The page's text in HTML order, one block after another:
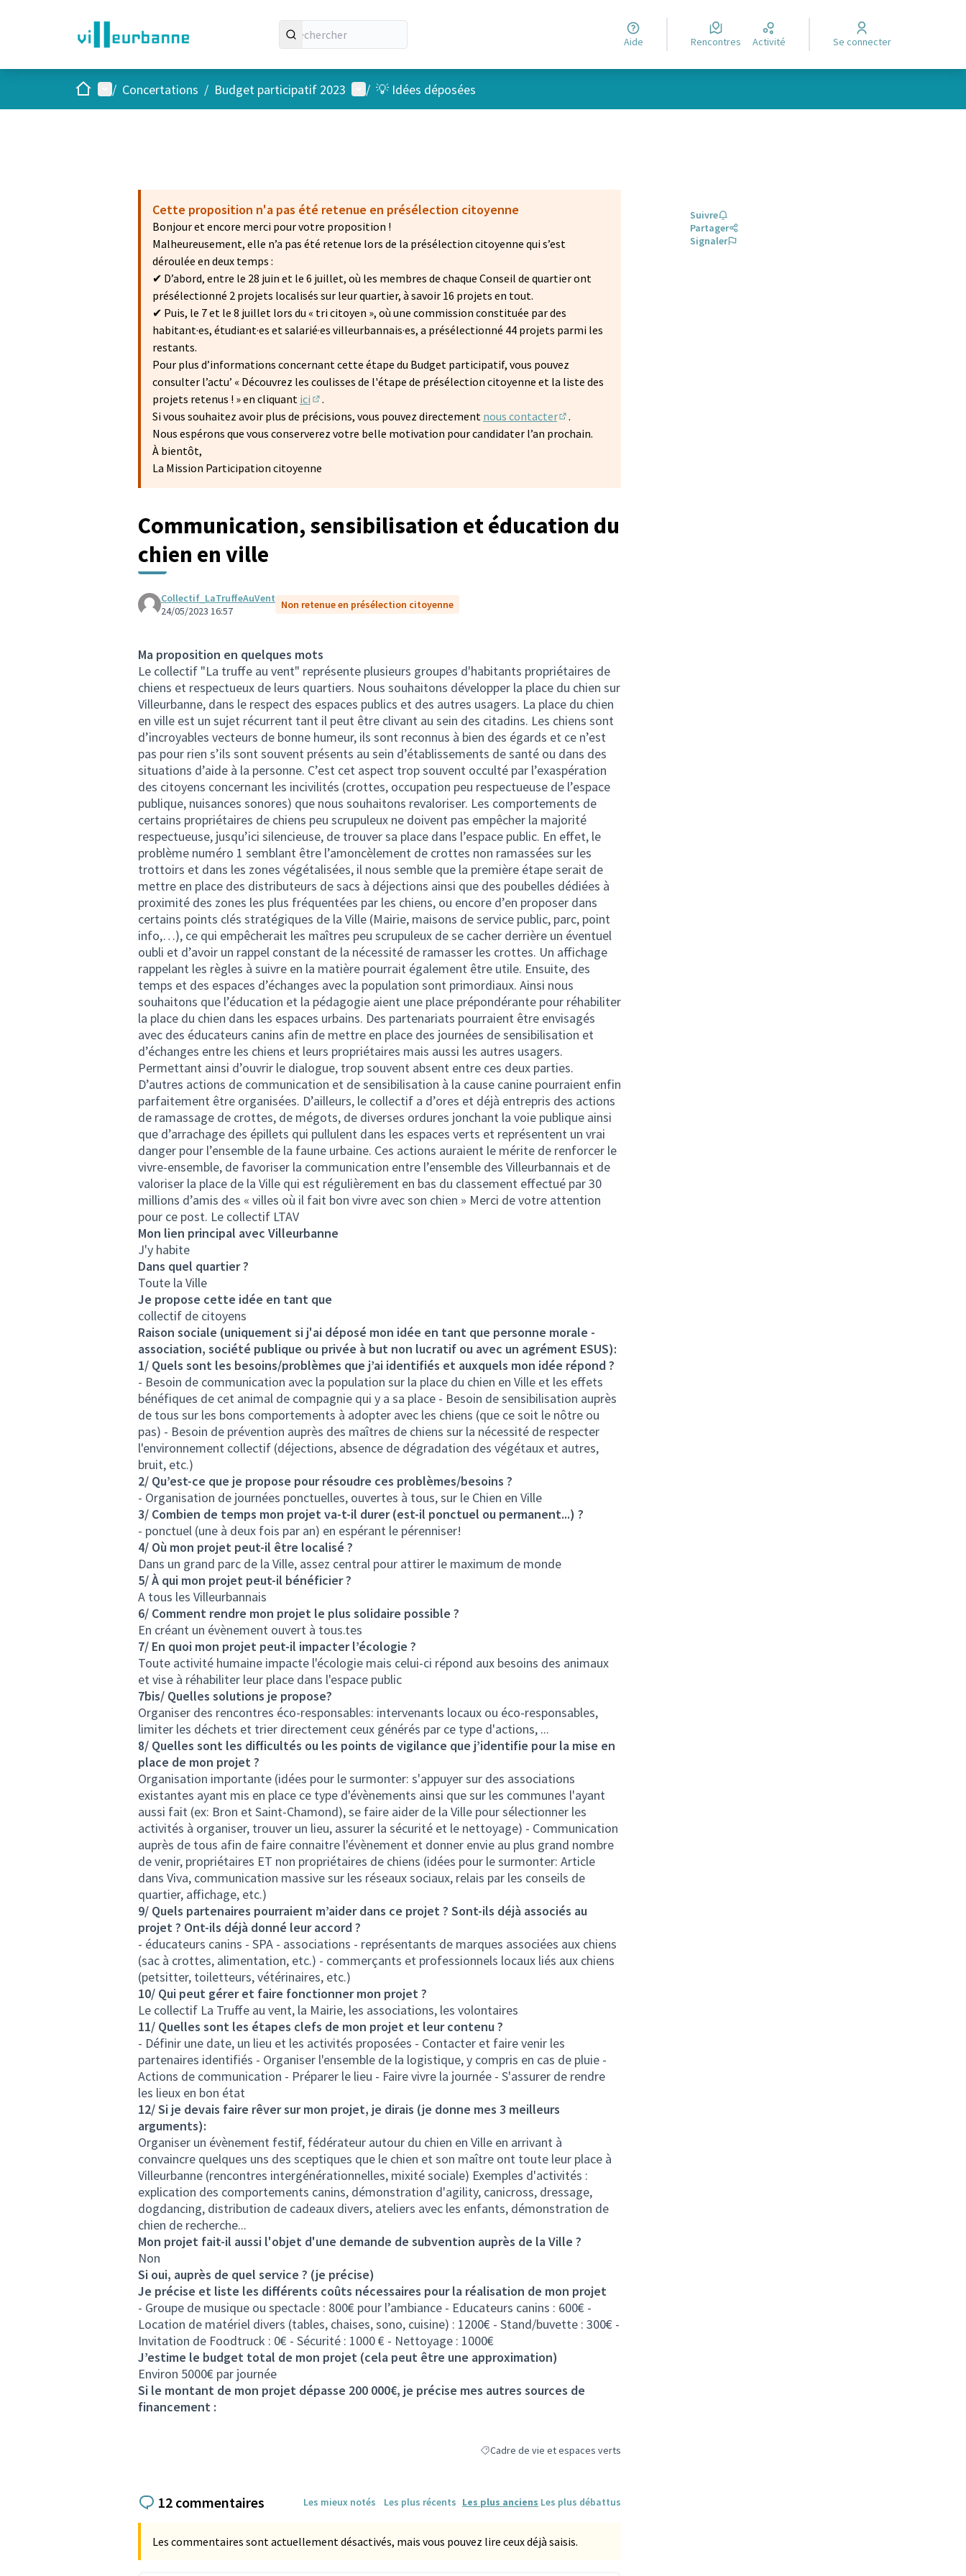
Aide Rencontres Activité Se connecter
AccueilMenu principal
/ Concertations / Budget participatif 2023 Menu utilisateur
/ 💡 Idées déposées
Cette proposition n'a pas été retenue en présélection citoyenne
Bonjour et encore merci pour votre proposition !
Malheureusement, elle n’a pas été retenue lors de la présélection citoyenne qui s’est
déroulée en deux temps :
✔ D’abord, entre le 28 juin et le 6 juillet, où les membres de chaque Conseil de quartier ont
présélectionné 2 projets localisés sur leur quartier, à savoir 16 projets en tout.
✔ Puis, le 7 et le 8 juillet lors du « tri citoyen », où une commission constituée par des
habitant·es, étudiant·es et salarié·es villeurbannais·es, a présélectionné 44 projets parmi les
restants.
Pour plus d’informations concernant cette étape du Budget participatif, vous pouvez
consulter l’actu’ « Découvrez les coulisses de l'étape de présélection citoyenne et la liste des
projets retenus ! » en cliquant ici
(S'ouvre dans un nouvel onglet)
.
Si vous souhaitez avoir plus de précisions, vous pouvez directement nous contacter
(S'ouvre dans un nouvel onglet)
.
Nous espérons que vous conserverez votre belle motivation pour candidater l’an prochain.
À bientôt,
La Mission Participation citoyenne
Communication, sensibilisation et éducation du
chien en ville
Collectif_LaTruffeAuVent
24/05/2023 16:57
Non retenue en présélection citoyenne
Ma proposition en quelques mots
Le collectif "La truffe au vent" représente plusieurs groupes d'habitants propriétaires de
chiens et respectueux de leurs quartiers. Nous souhaitons développer la place du chien sur
Villeurbanne, dans le respect des espaces publics et des autres usagers. La place du chien
en ville est un sujet récurrent tant il peut être clivant au sein des citadins. Les chiens sont
d’incroyables vecteurs de bonne humeur, ils sont reconnus à bien des égards et ce n’est
pas pour rien s’ils sont souvent présents au sein d’établissements de santé ou dans des
situations d’aide à la personne. C’est cet aspect trop souvent occulté par l’exaspération
des citoyens concernant les incivilités (crottes, occupation peu respectueuse de l’espace
publique, nuisances sonores) que nous souhaitons revaloriser. Les comportements de
certains propriétaires de chiens peu scrupuleux ne doivent pas empêcher la majorité
respectueuse, jusqu’ici silencieuse, de trouver sa place dans l’espace public. En effet, le
problème numéro 1 semblant être l’amoncèlement de crottes non ramassées sur les
trottoirs et dans les zones végétalisées, il nous semble que la première étape serait de
mettre en place des distributeurs de sacs à déjections ainsi que des poubelles dédiées à
proximité des zones les plus fréquentées par les chiens, ou encore d’en proposer dans
certains points clés stratégiques de la Ville (Mairie, maisons de service public, parc, point
info,…), ce qui empêcherait les maîtres peu scrupuleux de se cacher derrière un éventuel
oubli et d’avoir un rappel constant de la nécessité de ramasser les crottes. Un affichage
rappelant les règles à suivre en la matière pourrait également être utile. Ensuite, des
temps et des espaces d’échanges avec la population sont primordiaux. Ainsi nous
souhaitons que l’éducation et la pédagogie aient une place prépondérante pour réhabiliter
la place du chien dans les espaces urbains. Des partenariats pourraient être envisagés
avec des éducateurs canins afin de mettre en place des journées de sensibilisation et
d’échanges entre les chiens et leurs propriétaires mais aussi les autres usagers.
Permettant ainsi d’ouvrir le dialogue, trop souvent absent entre ces deux parties.
D’autres actions de communication et de sensibilisation à la cause canine pourraient enfin
parfaitement être organisées. D’ailleurs, le collectif a d’ores et déjà entrepris des actions
de ramassage de crottes, de mégots, de diverses ordures jonchant la voie publique ainsi
que d’arrachage des épillets qui pullulent dans les espaces verts et représentent un vrai
danger pour l’ensemble de la faune urbaine. Ces actions auraient le mérite de renforcer le
vivre-ensemble, de favoriser la communication entre l’ensemble des Villeurbannais et de
valoriser la place de la Ville qui est régulièrement en bas du classement effectué par 30
millions d’amis des « villes où il fait bon vivre avec son chien » Merci de votre attention
pour ce post. Le collectif LTAV
Mon lien principal avec Villeurbanne
J'y habite
Dans quel quartier ?
Toute la Ville
Je propose cette idée en tant que
collectif de citoyens
Raison sociale (uniquement si j'ai déposé mon idée en tant que personne morale -
association, société publique ou privée à but non lucratif ou avec un agrément ESUS):
1/ Quels sont les besoins/problèmes que j’ai identifiés et auxquels mon idée répond ?
- Besoin de communication avec la population sur la place du chien en Ville et les effets
bénéfiques de cet animal de compagnie qui y a sa place - Besoin de sensibilisation auprès
de tous sur les bons comportements à adopter avec les chiens (que ce soit le nôtre ou
pas) - Besoin de prévention auprès des maîtres de chiens sur la nécessité de respecter
l'environnement collectif (déjections, absence de dégradation des végétaux et autres,
bruit, etc.)
2/ Qu’est-ce que je propose pour résoudre ces problèmes/besoins ?
- Organisation de journées ponctuelles, ouvertes à tous, sur le Chien en Ville
3/ Combien de temps mon projet va-t-il durer (est-il ponctuel ou permanent...) ?
- ponctuel (une à deux fois par an) en espérant le pérenniser!
4/ Où mon projet peut-il être localisé ?
Dans un grand parc de la Ville, assez central pour attirer le maximum de monde
5/ À qui mon projet peut-il bénéficier ?
A tous les Villeurbannais
6/ Comment rendre mon projet le plus solidaire possible ?
En créant un évènement ouvert à tous.tes
7/ En quoi mon projet peut-il impacter l’écologie ?
Toute activité humaine impacte l'écologie mais celui-ci répond aux besoins des animaux
et vise à réhabiliter leur place dans l'espace public
7bis/ Quelles solutions je propose?
Organiser des rencontres éco-responsables: intervenants locaux ou éco-responsables,
limiter les déchets et trier directement ceux générés par ce type d'actions, ...
8/ Quelles sont les difficultés ou les points de vigilance que j’identifie pour la mise en
place de mon projet ?
Organisation importante (idées pour le surmonter: s'appuyer sur des associations
existantes ayant mis en place ce type d'évènements ainsi que sur les communes l'ayant
aussi fait (ex: Bron et Saint-Chamond), se faire aider de la Ville pour sélectionner les
activités à organiser, trouver un lieu, assurer la sécurité et le nettoyage) - Communication
auprès de tous afin de faire connaitre l'évènement et donner envie au plus grand nombre
de venir, propriétaires ET non propriétaires de chiens (idées pour le surmonter: Article
dans Viva, communication massive sur les réseaux sociaux, relais par les conseils de
quartier, affichage, etc.)
9/ Quels partenaires pourraient m’aider dans ce projet ? Sont-ils déjà associés au
projet ? Ont-ils déjà donné leur accord ?
- éducateurs canins - SPA - associations - représentants de marques associées aux chiens
(sac à crottes, alimentation, etc.) - commerçants et professionnels locaux liés aux chiens
(petsitter, toiletteurs, vétérinaires, etc.)
10/ Qui peut gérer et faire fonctionner mon projet ?
Le collectif La Truffe au vent, la Mairie, les associations, les volontaires
11/ Quelles sont les étapes clefs de mon projet et leur contenu ?
- Définir une date, un lieu et les activités proposées - Contacter et faire venir les
partenaires identifiés - Organiser l'ensemble de la logistique, y compris en cas de pluie -
Actions de communication - Préparer le lieu - Faire vivre la journée - S'assurer de rendre
les lieux en bon état
12/ Si je devais faire rêver sur mon projet, je dirais (je donne mes 3 meilleurs
arguments):
Organiser un évènement festif, fédérateur autour du chien en Ville en arrivant à
convaincre quelques uns des sceptiques que le chien et son maître ont toute leur place à
Villeurbanne (rencontres intergénérationnelles, mixité sociale) Exemples d'activités :
explication des comportements canins, démonstration d'agility, canicross, dressage,
dogdancing, distribution de cadeaux divers, ateliers avec les enfants, démonstration de
chien de recherche...
Mon projet fait-il aussi l'objet d'une demande de subvention auprès de la Ville ?
Non
Si oui, auprès de quel service ? (je précise)
Je précise et liste les différents coûts nécessaires pour la réalisation de mon projet
- Groupe de musique ou spectacle : 800€ pour l’ambiance - Educateurs canins : 600€ -
Location de matériel divers (tables, chaises, sono, cuisine) : 1200€ - Stand/buvette : 300€ -
Invitation de Foodtruck : 0€ - Sécurité : 1000 € - Nettoyage : 1000€
J’estime le budget total de mon projet (cela peut être une approximation)
Environ 5000€ par journée
Si le montant de mon projet dépasse 200 000€, je précise mes autres sources de
financement :
Filtrer les résultats de la catégorie : Cadre de vie et espaces verts
Cadre de vie et espaces verts
Suivre
Partager
Signaler
12 commentaires Les mieux notés Les plus récents Les plus anciens Les plus débattus
Les commentaires sont actuellement désactivés, mais vous pouvez lire ceux déjà saisis.